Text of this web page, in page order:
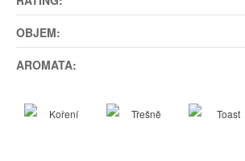
OBJEM:
AROMATA: